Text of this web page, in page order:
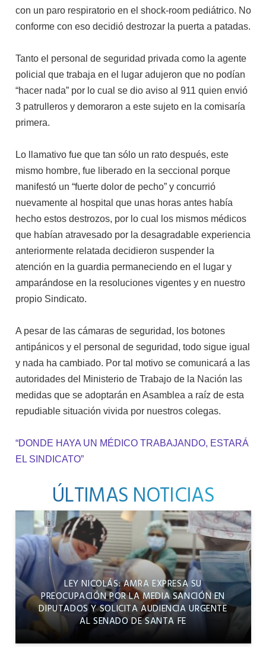
con un paro respiratorio en el shock-room pediátrico. No
conforme con eso decidió destrozar la puerta a patadas.
Tanto el personal de seguridad privada como la agente
policial que trabaja en el lugar adujeron que no podían
“hacer nada” por lo cual se dio aviso al 911 quien envió
3 patrulleros y demoraron a este sujeto en la comisaría
primera.
Lo llamativo fue que tan sólo un rato después, este
mismo hombre, fue liberado en la seccional porque
manifestó un “fuerte dolor de pecho” y concurrió
nuevamente al hospital que unas horas antes había
hecho estos destrozos, por lo cual los mismos médicos
que habían atravesado por la desagradable experiencia
anteriormente relatada decidieron suspender la
atención en la guardia permaneciendo en el lugar y
amparándose en la resoluciones vigentes y en nuestro
propio Sindicato.
A pesar de las cámaras de seguridad, los botones
antipánicos y el personal de seguridad, todo sigue igual
y nada ha cambiado. Por tal motivo se comunicará a las
autoridades del Ministerio de Trabajo de la Nación las
medidas que se adoptarán en Asamblea a raíz de esta
repudiable situación vivida por nuestros colegas.
“DONDE HAYA UN MÉDICO TRABAJANDO, ESTARÁ
EL SINDICATO”
ÚLTIMAS NOTICIAS
LEY NICOLÁS: AMRA EXPRESA SU
PREOCUPACIÓN POR LA MEDIA SANCIÓN EN
DIPUTADOS Y SOLICITA AUDIENCIA URGENTE
AL SENADO DE SANTA FE